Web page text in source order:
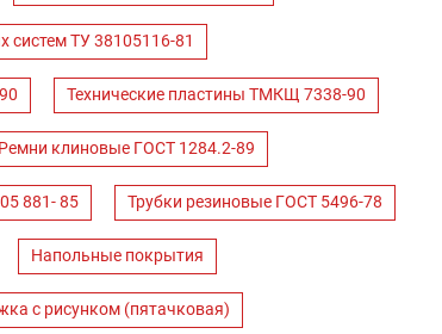
систем ТУ 38105116-81
Технические пластины ТМКЩ 7338-90
Ремни клиновые ГОСТ 1284.2-89
881- 85 Трубки резиновые ГОСТ 5496-78
Напольные покрытия
с рисунком (пятачковая)